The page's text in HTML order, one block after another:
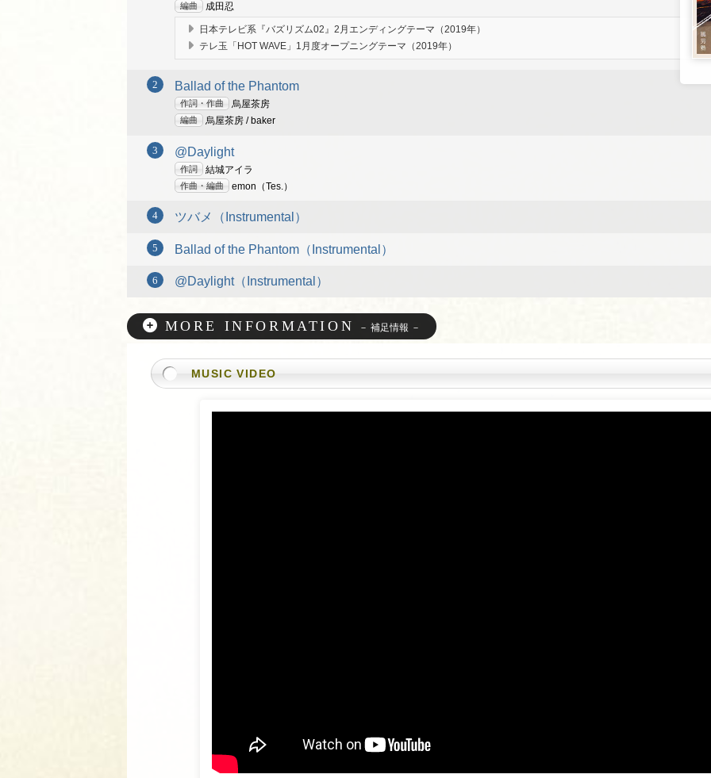
編曲 成田忍
日本テレビ系『バズリズム02』2月エンディングテーマ（2019年）
テレ玉「HOT WAVE」1月度オープニングテーマ（2019年）
Ballad of the Phantom
作詞・作曲 烏屋茶房
編曲 烏屋茶房 / baker
@Daylight
作詞 結城アイラ
作曲・編曲 emon（Tes.）
ツバメ（Instrumental）
Ballad of the Phantom（Instrumental）
@Daylight（Instrumental）
MORE INFORMATION
MUSIC VIDEO